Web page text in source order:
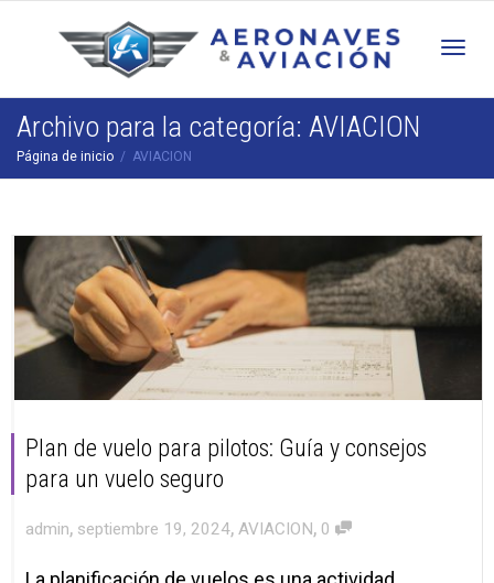
Archivo para la categoría: AVIACION
Página de inicio AVIACION
Plan de vuelo para pilotos: Guía y consejos
para un vuelo seguro
admin, septiembre 19, 2024, AVIACION, 0